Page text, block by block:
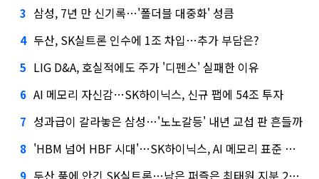
3 삼성, 7년 만 신기록…'폴더블 대중화' 성큼
4 두산, SK실트론 인수에 1조 차입…추가 부담은?
5 LIG D&A, 호실적에도 주가 '디펜스' 실패한 이유
6 AI 메모리 자신감…SK하이닉스, 신규 팹에 54조 투자
7 성과급이 갈라놓은 삼성…'노노갈등' 내년 교섭 판 흔들까
8 'HBM 넘어 HBF 시대'…SK하이닉스, AI 메모리 표준 선점 나섰다
9 두산 품에 안긴 SK실트론…남은 퍼즐은 최태원 지분 29.4%